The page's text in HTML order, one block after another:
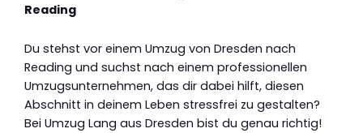
Reading
Du stehst vor einem Umzug von Dresden nach
Reading und suchst nach einem professionellen
Umzugsunternehmen, das dir dabei hilft, diesen
Abschnitt in deinem Leben stressfrei zu gestalten?
Bei Umzug Lang aus Dresden bist du genau richtig!